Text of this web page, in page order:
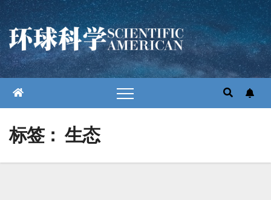
跳
至
内
容
标签： 生态